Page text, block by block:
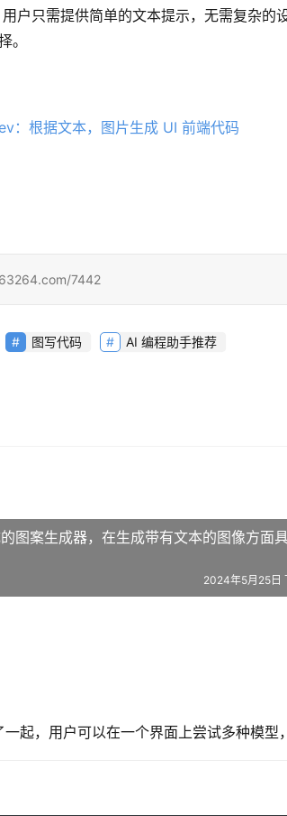
户只需提供简单的文本提示，无需复杂的
。
7442
图写代码 AI 编程助手推荐
图案生成器，在生成带有文本的图像方面
2024年5月25日